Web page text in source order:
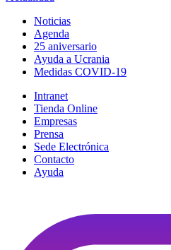
Noticias
Agenda
25 aniversario
Ayuda a Ucrania
Medidas COVID-19
Intranet
Tienda Online
Empresas
Prensa
Sede Electrónica
Contacto
Ayuda